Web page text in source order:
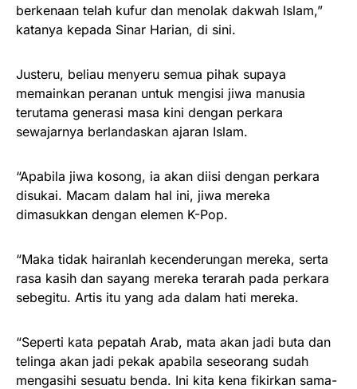
berkenaan telah kufur dan menolak dakwah Islam,”
katanya kepada Sinar Harian, di sini.
Justeru, beliau menyeru semua pihak supaya
memainkan peranan untuk mengisi jiwa manusia
terutama generasi masa kini dengan perkara
sewajarnya berlandaskan ajaran Islam.
“Apabila jiwa kosong, ia akan diisi dengan perkara
disukai. Macam dalam hal ini, jiwa mereka
dimasukkan dengan elemen K-Pop.
“Maka tidak hairanlah kecenderungan mereka, serta
rasa kasih dan sayang mereka terarah pada perkara
sebegitu. Artis itu yang ada dalam hati mereka.
“Seperti kata pepatah Arab, mata akan jadi buta dan
telinga akan jadi pekak apabila seseorang sudah
mengasihi sesuatu benda. Ini kita kena fikirkan sama-